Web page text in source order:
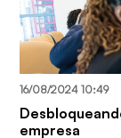
16/08/2024 10:49
empresa